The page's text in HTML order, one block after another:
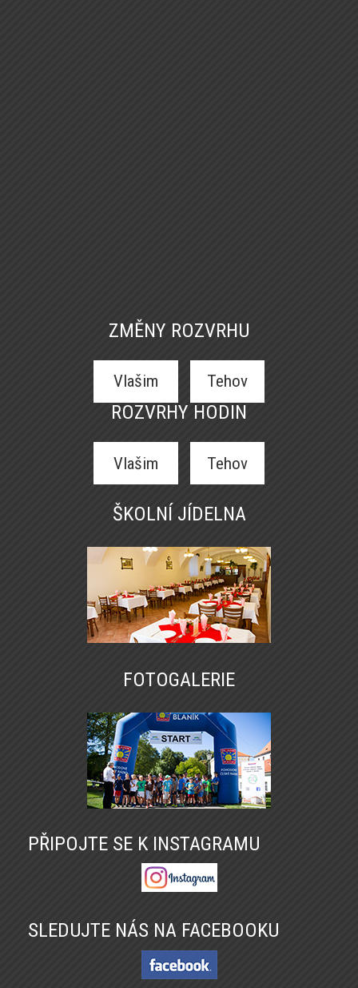
ZMĚNY ROZVRHU
Vlašim Tehov
ROZVRHY HODIN
Vlašim Tehov
ŠKOLNÍ JÍDELNA
FOTOGALERIE
PŘIPOJTE SE K INSTAGRAMU
SLEDUJTE NÁS NA FACEBOOKU